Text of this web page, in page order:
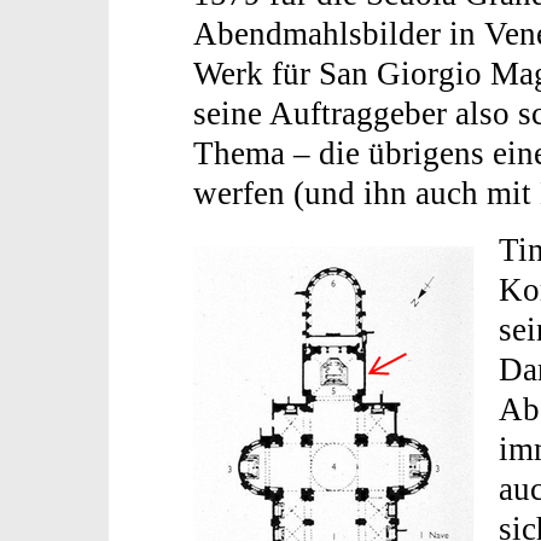
Abendmahlsbilder in
Werk für San Giorgio
seine Auftraggeber also
Thema – die übrigens
werfen (und ihn auch